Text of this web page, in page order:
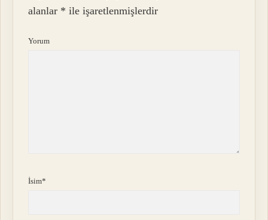
alanlar * ile işaretlenmişlerdir
Yorum
İsim*